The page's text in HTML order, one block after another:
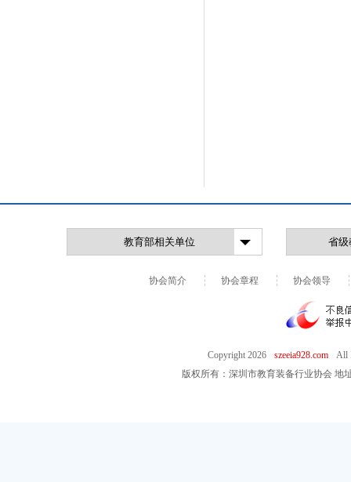
协会简介 协会章程 协会领导
Copyright2026 szeeia928.com
All
版权所有：深圳市教育装备行业协会 地